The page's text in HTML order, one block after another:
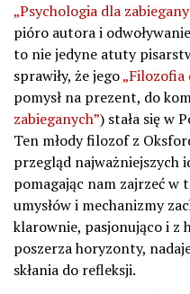
„Psychologia dla
pióro autora i
to nie jedyne atuty
sprawiły, że jego„Filozofia
pomysł na prezent, do
zabieganych”) stała się w
Ten młody filozof z
przegląd najważniejszych
pomagając nam zajrzeć w
umysłów i mechanizmy
klarownie, pasjonująco i z
poszerza horyzonty,
skłania do refleksji.